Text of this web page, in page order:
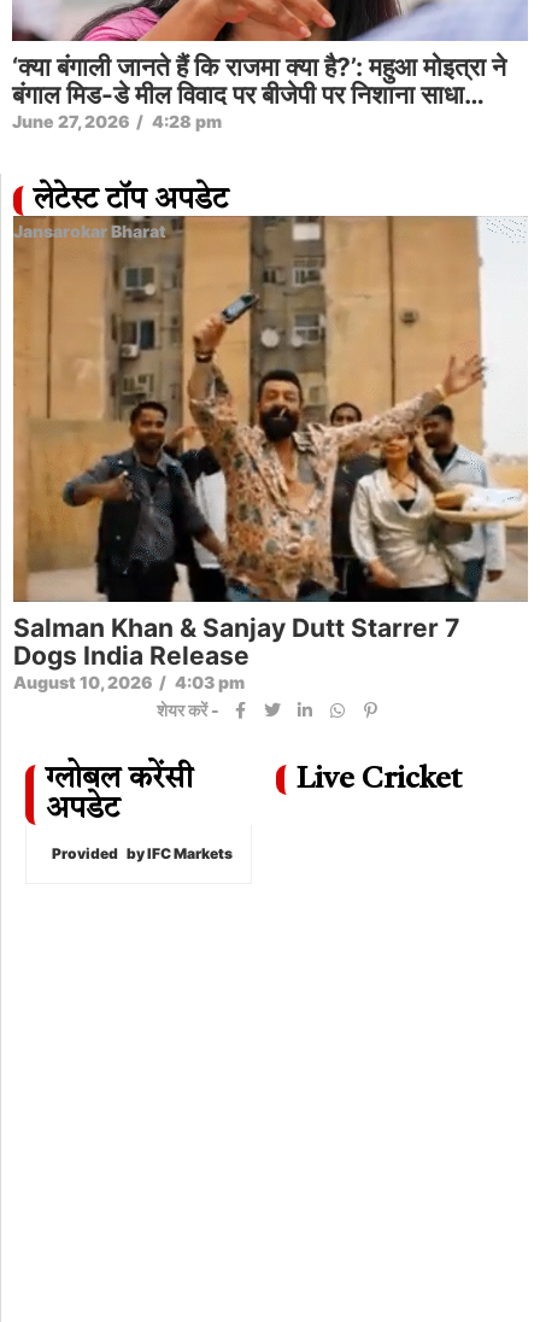
‘क्या बंगाली जानते हैं कि राजमा क्या है?’: महुआ मोइत्रा ने
बंगाल मिड-डे मील विवाद पर बीजेपी पर निशाना साधा…
June 27, 2026 / 4:28 pm
लेटेस्ट टॉप अपडेट
Jansarokar Bharat
Salman Khan & Sanjay Dutt Starrer 7
Dogs India Release
August 10, 2026 / 4:03 pm
शेयर करें -
ग्लोबल करेंसी
अपडेट
Provided by IFC Markets
Live Cricket